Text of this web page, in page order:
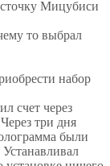
Мицубиси
то выбрал
набор
счет через
три дня
были